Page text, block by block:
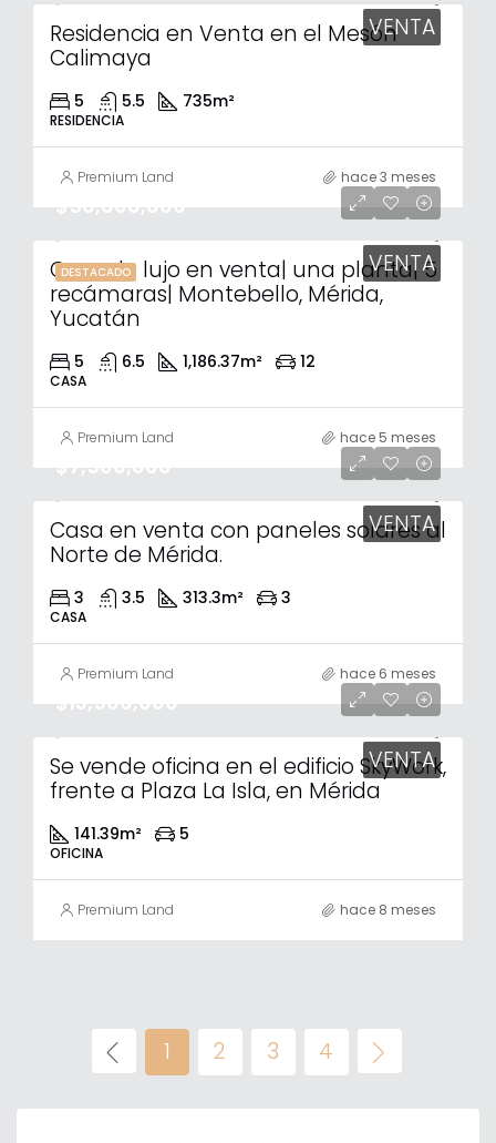
VENTA
Residencia en Venta en el Mesón
Calimaya
5 5.5 735m²
RESIDENCIA
Premium Land hace 3 meses
DESTACADO VENTA
$56,000,000
Casa de lujo en venta| una planta| 5
recámaras| Montebello, Mérida,
Yucatán
5 6.5 1,186.37m² 12
CASA
Premium Land hace 5 meses
VENTA
$7,500,000
Casa en venta con paneles solares al
Norte de Mérida.
3 3.5 313.3m² 3
CASA
Premium Land hace 6 meses
VENTA
$13,500,000
Se vende oficina en el edificio SkyWork,
frente a Plaza La Isla, en Mérida
141.39m² 5
OFICINA
Premium Land hace 8 meses
1 2 3 4